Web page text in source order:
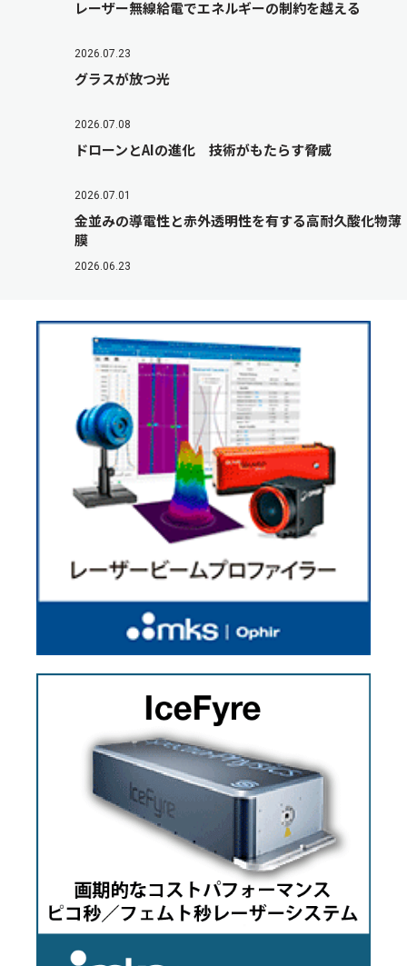
レーザー無線給電でエネルギーの制約を越える
2026.07.23
グラスが放つ光
2026.07.08
ドローンとAIの進化 技術がもたらす脅威
2026.07.01
金並みの導電性と赤外透明性を有する高耐久酸化物薄
膜
2026.06.23